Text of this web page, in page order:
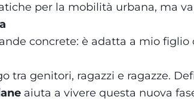
per la mobilità urbana, ma
concrete: è adatta a mio
tra genitori, ragazzi e ragazze.
aiuta a vivere questa nuova